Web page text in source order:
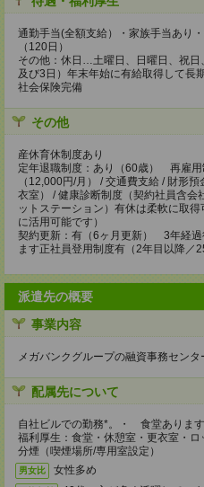
通勤手当(全額支給）・家族手当あり
（120日）
その他：休日…土曜日、日曜日、祝
及び3日）年末年始に有給取得して長
社会保険完備
その他
産休育休制度あり
定年退職制度：あり（60歳） 再雇用
（12,000円/月） / 交通費支給 / 財形
衣室） / 健康診断制度（契約社員含会
ットステーション）有休は柔軟に取
に活用可能です）
契約更新：有（6ヶ月更新） 3年経
ます正社員登用制度有（2年目以降／
派遣先の概要
事業内容
メガバンクグループの融資事務セン
配属先について
自社ビルでの勤務*。・ 食堂あります
福利厚生：食堂・休憩室・更衣室・ロ
分煙（喫煙場所/専用室設定）
男女比 女性多め